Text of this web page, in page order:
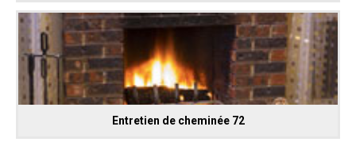
Entretien de cheminée 72